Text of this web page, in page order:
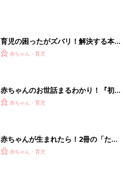
育児の困ったがズバリ！解決する本
『ひよこクラブ 秋号』 4カ月～2才
赤ちゃん・育児
赤ちゃんのお世話まるわかり！『初め
てのひよこクラブ 夏号』〈巻頭大特
赤ちゃん・育児
赤ちゃんが生まれたら！2冊の「たま
ひよ」
赤ちゃん・育児